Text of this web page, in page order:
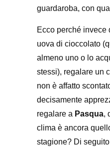
guardaroba, con
Ecco perché invece
uova di cioccolato
almeno uno o lo
stessi), regalare un
non è affatto
decisamente
regalare a Pasqua,
clima è ancora
stagione? Di